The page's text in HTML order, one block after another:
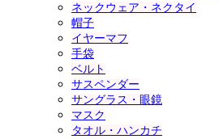
ネックウェア・ネクタイ
帽子
イヤーマフ
手袋
ベルト
サスペンダー
サングラス・眼鏡
マスク
タオル・ハンカチ